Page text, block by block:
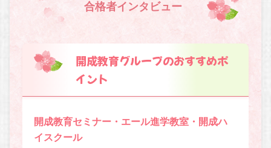
合格者インタビュー
開成教育グループのおすすめポ
イント
開成教育セミナー・エール進学教室・開成ハ
イスクール